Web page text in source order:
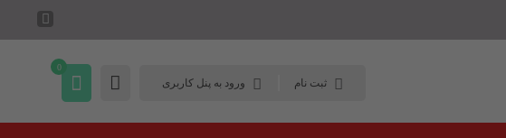
ثبت نام ورود به پنل کاربری
0